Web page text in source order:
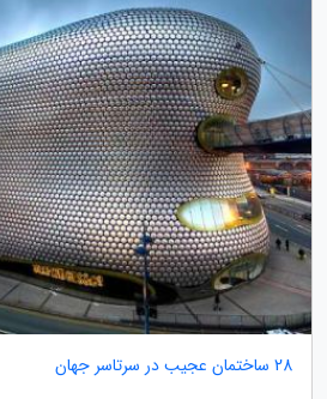
28 ساختمان عجیب در سرتاسر جهان